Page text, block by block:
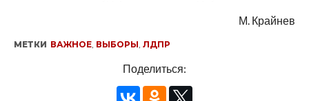
М. Крайнев
МЕТКИ ВАЖНОЕ, ВЫБОРЫ ЛДПР
Поделиться: